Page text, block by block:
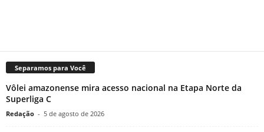
Separamos para Você
Vôlei amazonense mira acesso nacional na Etapa Norte da
Superliga C
Redação - 5 de agosto de 2026